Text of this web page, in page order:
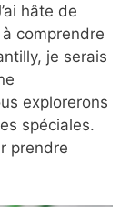
hâte de
comprendre
je serais
explorerons
spéciales.
prendre